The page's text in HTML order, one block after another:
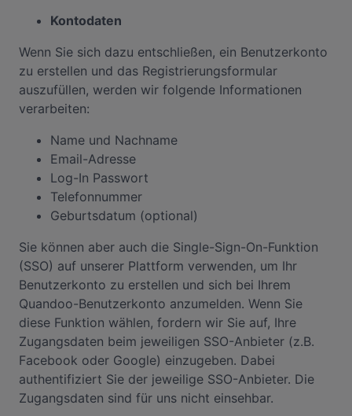
Kontodaten
Wenn Sie sich dazu entschließen, ein Benutzerkonto
zu erstellen und das Registrierungsformular
auszufüllen, werden wir folgende Informationen
verarbeiten:
Name und Nachname
Email-Adresse
Log-In Passwort
Telefonnummer
Geburtsdatum (optional)
Sie können aber auch die Single-Sign-On-Funktion
(SSO) auf unserer Plattform verwenden, um Ihr
Benutzerkonto zu erstellen und sich bei Ihrem
Quandoo-Benutzerkonto anzumelden. Wenn Sie
diese Funktion wählen, fordern wir Sie auf, Ihre
Zugangsdaten beim jeweiligen SSO-Anbieter (z.B.
Facebook oder Google) einzugeben. Dabei
authentifiziert Sie der jeweilige SSO-Anbieter. Die
Zugangsdaten sind für uns nicht einsehbar.